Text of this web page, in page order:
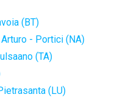
(BT)
- Portici (NA)
(TA)
(LU)